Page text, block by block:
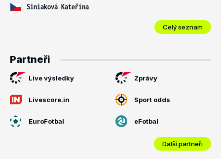
Siniaková Kateřina
Celý seznam
Partneři
Live výsledky Zprávy
Livescore.in Sport odds
EuroFotbal eFotbal
Další partneři